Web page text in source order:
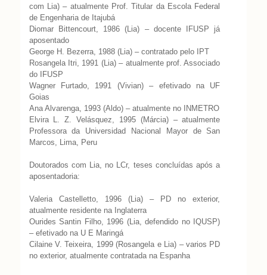
com Lia) – atualmente Prof. Titular da Escola Federal
de Engenharia de Itajubá
Diomar Bittencourt, 1986 (Lia) – docente IFUSP já
aposentado
George H. Bezerra, 1988 (Lia) – contratado pelo IPT
Rosangela Itri, 1991 (Lia) – atualmente prof. Associado
do IFUSP
Wagner Furtado, 1991 (Vivian) – efetivado na UF
Goias
Ana Alvarenga, 1993 (Aldo) – atualmente no INMETRO
Elvira L. Z. Velásquez, 1995 (Márcia) – atualmente
Professora da Universidad Nacional Mayor de San
Marcos, Lima, Peru
Doutorados com Lia, no LCr, teses concluídas após a
aposentadoria:
Valeria Castelletto, 1996 (Lia) – PD no exterior,
atualmente residente na Inglaterra
Ourides Santin Filho, 1996 (Lia, defendido no IQUSP)
– efetivado na U E Maringá
Cilaine V. Teixeira, 1999 (Rosangela e Lia) – varios PD
no exterior, atualmente contratada na Espanha